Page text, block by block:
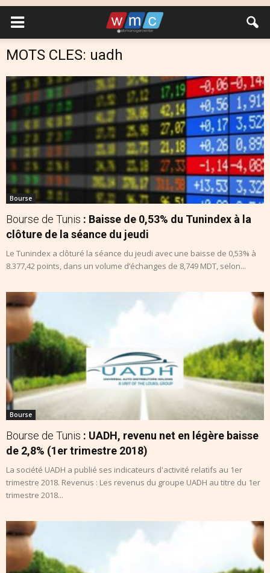
MOTS CLES: uadh
Bourse
Bourse de Tunis : Baisse de 0,53% du Tunindex à la
clôture de la séance du jeudi
Le Tunindex a clôturé la séance du jeudi avec une baisse de 0,53% à
8.377,42 points, dans un volume d’échanges de 8,749 MDT, selon...
Bourse
Bourse de Tunis : UADH, revenu net en légère baisse
de 2,8% (1er trimestre 2018)
La société UADH a publié ses indicateurs d'activité relatifs au 1er
trimestre 2018. Revenus : Les revenus du groupe UADH au titre du 1er
trimestre 2018...